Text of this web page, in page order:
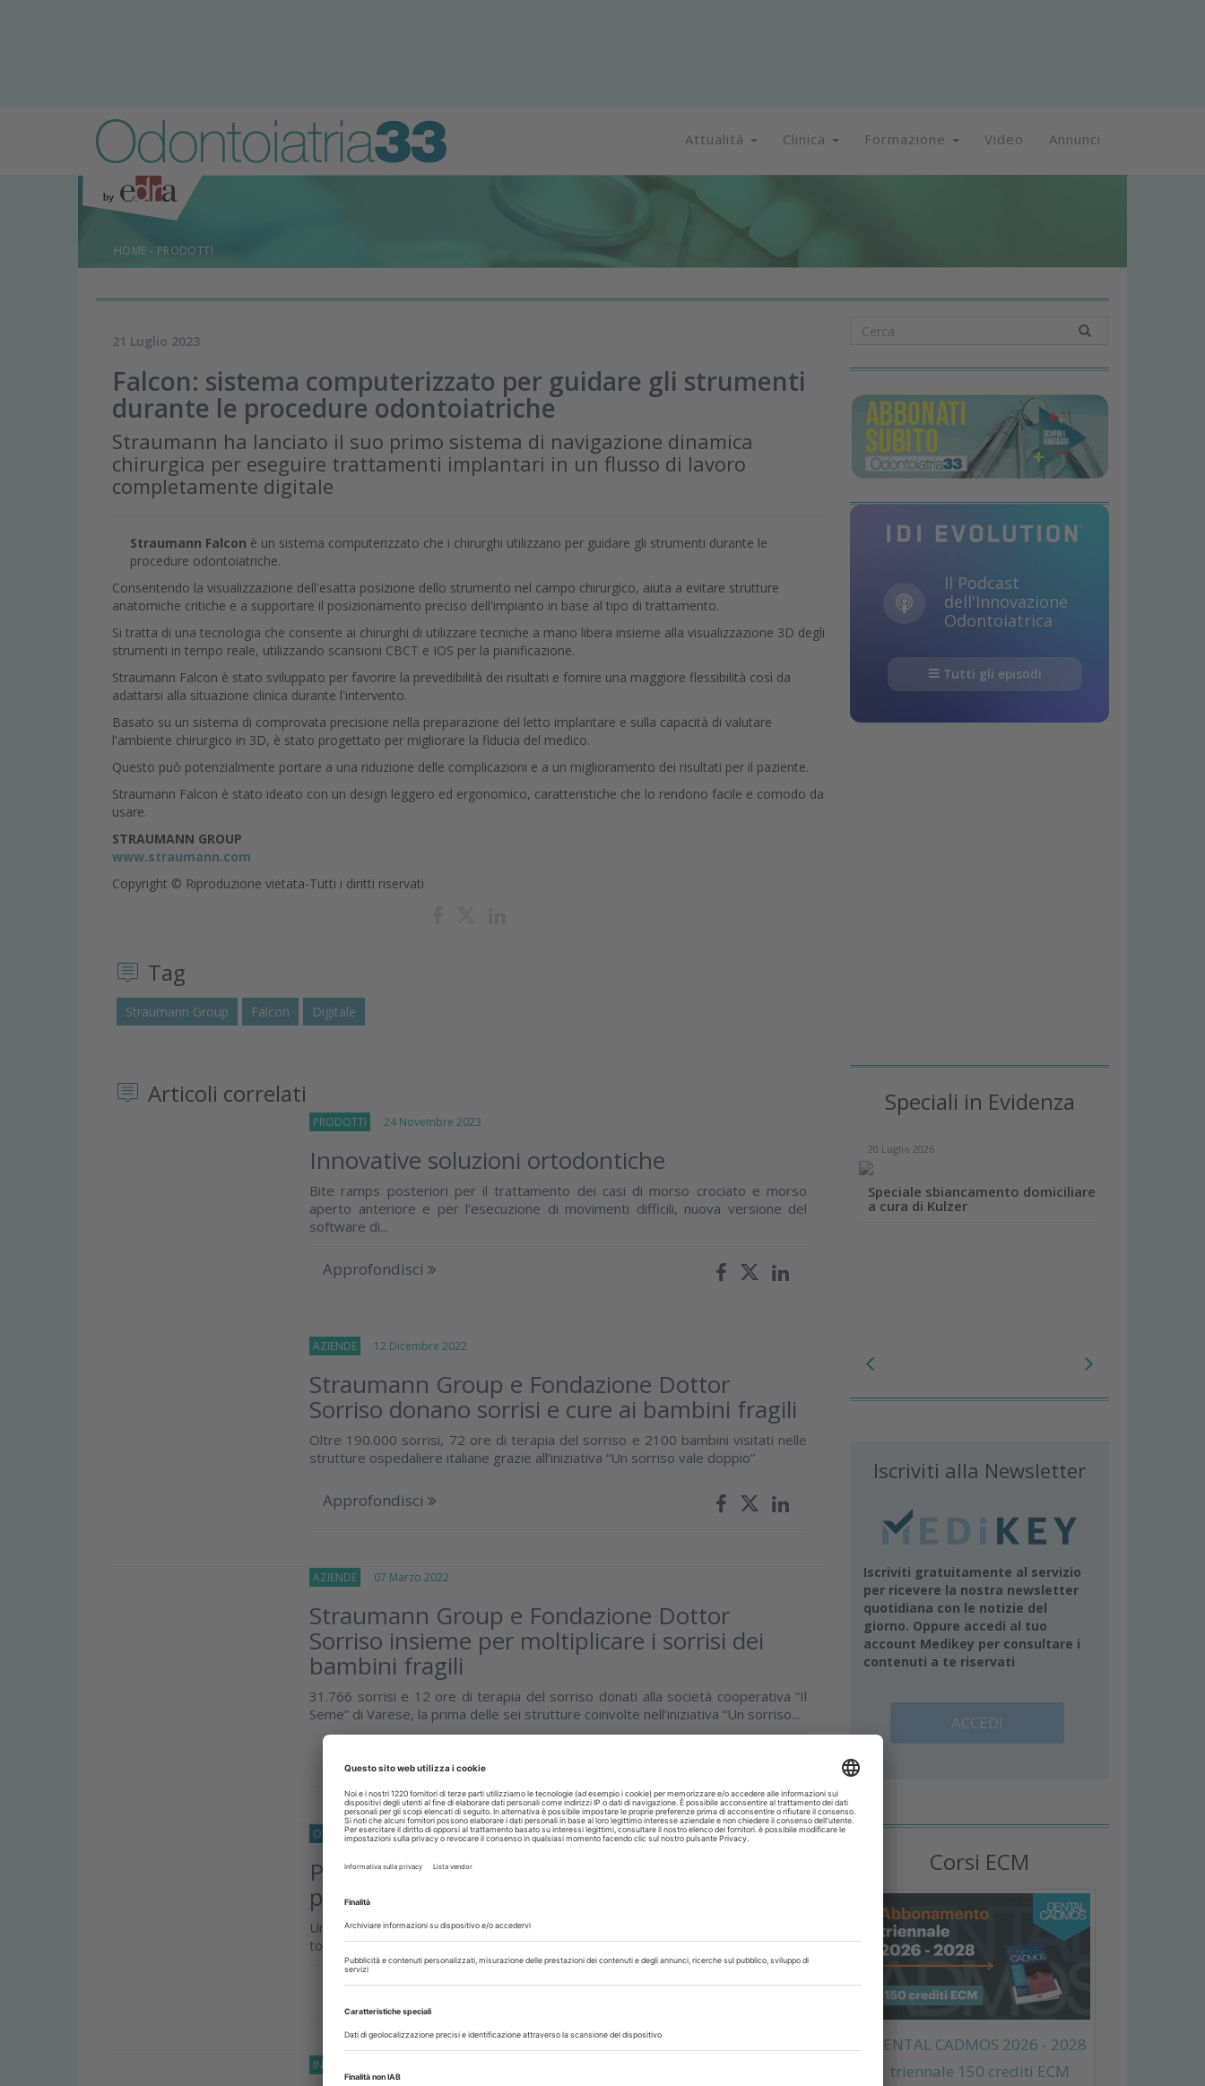
Attualità Clinica Formazione Video Annunci
HOME - PRODOTTI
21 Luglio 2023
Falcon: sistema computerizzato per guidare gli strumenti
durante le procedure odontoiatriche
Straumann ha lanciato il suo primo sistema di navigazione dinamica
chirurgica per eseguire trattamenti implantari in un flusso di lavoro
completamente digitale
Straumann Falcon è un sistema computerizzato che i chirurghi utilizzano per guidare gli strumenti durante le
procedure odontoiatriche.
Consentendo la visualizzazione dell'esatta posizione dello strumento nel campo chirurgico, aiuta a evitare strutture
anatomiche critiche e a supportare il posizionamento preciso dell'impianto in base al tipo di trattamento.
Si tratta di una tecnologia che consente ai chirurghi di utilizzare tecniche a mano libera insieme alla visualizzazione 3D degli
strumenti in tempo reale, utilizzando scansioni CBCT e IOS per la pianificazione.
Straumann Falcon è stato sviluppato per favorire la prevedibilità dei risultati e fornire una maggiore flessibilità così da
adattarsi alla situazione clinica durante l'intervento.
Basato su un sistema di comprovata precisione nella preparazione del letto implantare e sulla capacità di valutare
l'ambiente chirurgico in 3D, è stato progettato per migliorare la fiducia del medico.
Questo può potenzialmente portare a una riduzione delle complicazioni e a un miglioramento dei risultati per il paziente.
Straumann Falcon è stato ideato con un design leggero ed ergonomico, caratteristiche che lo rendono facile e comodo da
usare.
STRAUMANN GROUP
www.straumann.com
Copyright © Riproduzione vietata-Tutti i diritti riservati
Tag
Straumann Group Falcon Digitale
Articoli correlati
PRODOTTI 24 Novembre 2023
Innovative soluzioni ortodontiche
Bite ramps posteriori per il trattamento dei casi di morso crociato e morso
aperto anteriore e per l’esecuzione di movimenti difficili, nuova versione del
software di...
Approfondisci
AZIENDE 12 Dicembre 2022
Straumann Group e Fondazione Dottor
Sorriso donano sorrisi e cure ai bambini fragili
Oltre 190.000 sorrisi, 72 ore di terapia del sorriso e 2100 bambini visitati nelle
strutture ospedaliere italiane grazie all’iniziativa “Un sorriso vale doppio”
Approfondisci
AZIENDE 07 Marzo 2022
Straumann Group e Fondazione Dottor
Sorriso insieme per moltiplicare i sorrisi dei
bambini fragili
31.766 sorrisi e 12 ore di terapia del sorriso donati alla società cooperativa “Il
Seme” di Varese, la prima delle sei strutture coinvolte nell’iniziativa “Un sorriso...
O33 PROTESI 28 Luglio 2026
Protesi totale: frattura tra dente e base
protesica, queste le tecniche che la evitano
Uno studio confronta sette diverse metodiche di fabbricazione delle protesi
totali per valutare la resistenza alla frattura dell’interfaccia dente-base
Approfondisci
INCHIESTE
Il Podcast
dell'Innovazione
Odontoiatrica
Tutti gli episodi
Speciali in Evidenza
20 Luglio 2026
Speciale sbiancamento domiciliare
a cura di Kulzer
Iscriviti alla Newsletter
Iscriviti gratuitamente al servizio
per ricevere la nostra newsletter
quotidiana con le notizie del
giorno. Oppure accedi al tuo
account Medikey per consultare i
contenuti a te riservati
ACCEDI
Corsi ECM
DENTAL CADMOS 2026 - 2028
triennale 150 crediti ECM